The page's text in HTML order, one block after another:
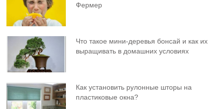
Фермер
Что такое мини-деревья бонсай и как их
выращивать в домашних условиях
Как установить рулонные шторы на
пластиковые окна?